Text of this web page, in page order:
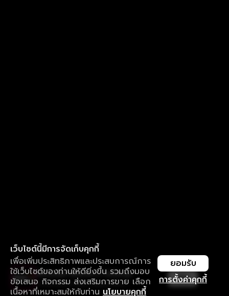
เว็บไซต์นี้มีการจัดเก็บคุกกี้
เพื่อเพิ่มประสิทธิภาพและประสบการณ์การ
ใช้เว็บไซต์ของท่านให้ดียิ่งขึ้น รวมถึงมอบ
ข้อเสนอ กิจกรรม ส่งเสริมการขาย เลือก
เนื้อหาที่เหมาะสมให้กับท่าน นโยบายคุกกี้
การตั้งค่าคุกกี้
ยอมรับ
ใช้งานแอป ลื่นไหลกว่า ไม่มีสะดุด
ดาวน์โหลดแอปเพื่อการรับชมที่ดีกว่า เปิด